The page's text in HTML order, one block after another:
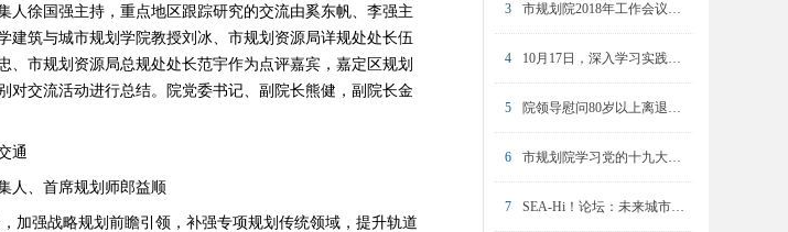
徐国强主持，重点地区跟踪研究的交流由奚东帆、李强主
筑与城市规划学院教授刘冰、市规划资源局详规处处长伍
市规划资源局总规处处长范宇作为点评嘉宾，嘉定区规划
交流活动进行总结。院党委书记、副院长熊健，副院长金
通
人、首席规划师郎益顺
加强战略规划前瞻引领，补强专项规划传统领域，提升轨道
3 市规划院2018年工作会议暨2017年度总结表彰大会召开
4 10月17日，深入学习实践科学发展观活动动员大会召开
5 院领导慰问80岁以上离退休职工
6 市规划院学习党的十九大精神专题培训圆满完成
7 SEA-Hi！论坛：未来城市的挑战与坚守